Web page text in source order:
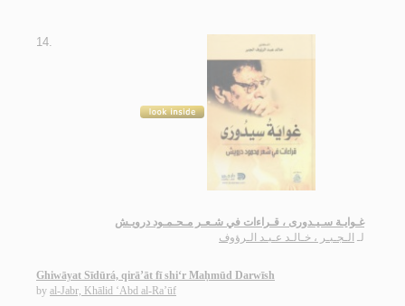
14.
غـوايـة سـيـدورى ، قـراءات في شـعـر مـحـمـود درويـش
لـ الـجـبـر ، خـالـد عـبـد الـرؤوف
Ghiwāyat Sīdūrá, qirā’āt fī shi‘r Maḥmūd Darwīsh
by al-Jabr, Khālid ‘Abd al-Ra’ūf